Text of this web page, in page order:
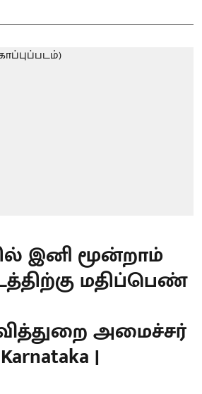
இனி மூன்றாம்
மதிப்பெண்
அமைச்சர்
|